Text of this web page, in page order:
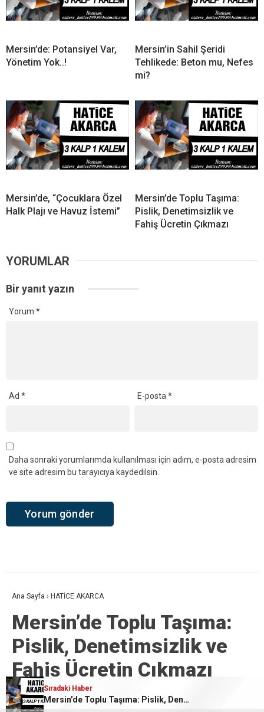
Sıradaki Haber
Mersin’de, “Çocuklara Özel Halk Plajı ve Havuz İstemi”
Sıradaki Haber
Mersin’in Güzellikleri Var, Turizmi Yok!
Mersin’de: Potansiyel Var,
Yönetim Yok..!
Mersin’in Sahil Şeridi
Tehlikede: Beton mu, Nefes
mi?
Mersin’de, “Çocuklara Özel
Halk Plajı ve Havuz İstemi”
Mersin’de Toplu Taşıma:
Pislik, Denetimsizlik ve
Fahiş Ücretin Çıkmazı
YORUMLAR
Bir yanıt yazın
Yorum *
Ad * E-posta*
Daha sonraki yorumlarımda kullanılması için adım, e-posta adresim
ve site adresim bu tarayıcıya kaydedilsin.
Sıradaki Haber
Mersin’de Toplu Taşıma: Pislik, Denetimsizlik ve Fahiş Ücretin Çıkmazı
Ana Sayfa › HATİCE AKARCA
Mersin’de Toplu Taşıma:
Pislik, Denetimsizlik ve
Fahiş Ücretin Çıkmazı
Giriş: 04-09-2025 12:41